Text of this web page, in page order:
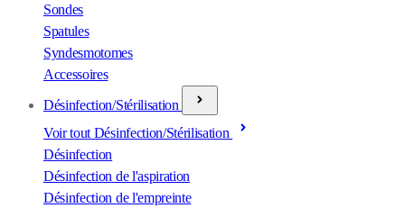
Sondes
Spatules
Syndesmotomes
Accessoires
Désinfection/Stérilisation
Voir tout Désinfection/Stérilisation
Désinfection
Désinfection de l'aspiration
Désinfection de l'empreinte